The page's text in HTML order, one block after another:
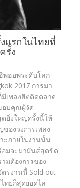
แรกในไทยที่
รั้ง
พฮอพระดับโลก
2017 การมา
มีเพลงฮิตติดตลาด
อบคุณผู้จัด
ยิ่งใหญ่ครั้งนี้ให้
องวงการเพลง
ะภายในงานนั้น
อมจะมามันส์สุดขีด
มต้องการของ
รงานนี้ Sold out
ทยก็สุดยอดไล่